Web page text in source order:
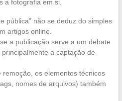
a fotografia em si.
pública” não se deduz do simples
artigos online.
a publicação serve a um debate
a captação de
remoção, os elementos técnicos
nomes de arquivos) também